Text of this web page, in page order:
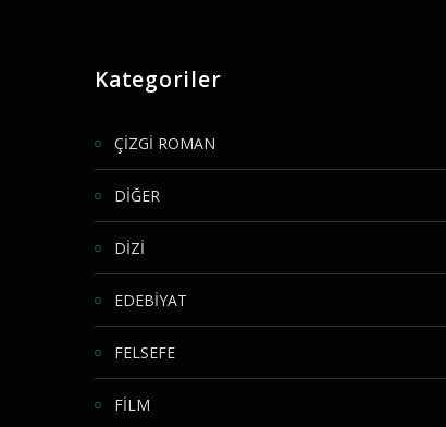
Kategoriler
ÇİZGİ ROMAN
DİĞER
DİZİ
EDEBİYAT
FELSEFE
FİLM